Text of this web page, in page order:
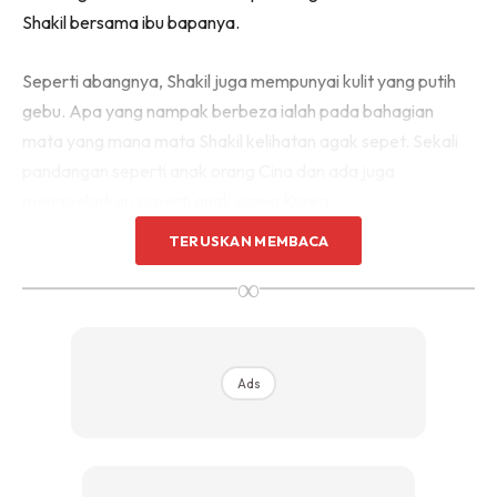
Shakil bersama ibu bapanya.
Seperti abangnya, Shakil juga mempunyai kulit yang putih
gebu. Apa yang nampak berbeza ialah pada bahagian
TERUSKAN MEMBACA
∞
Ads